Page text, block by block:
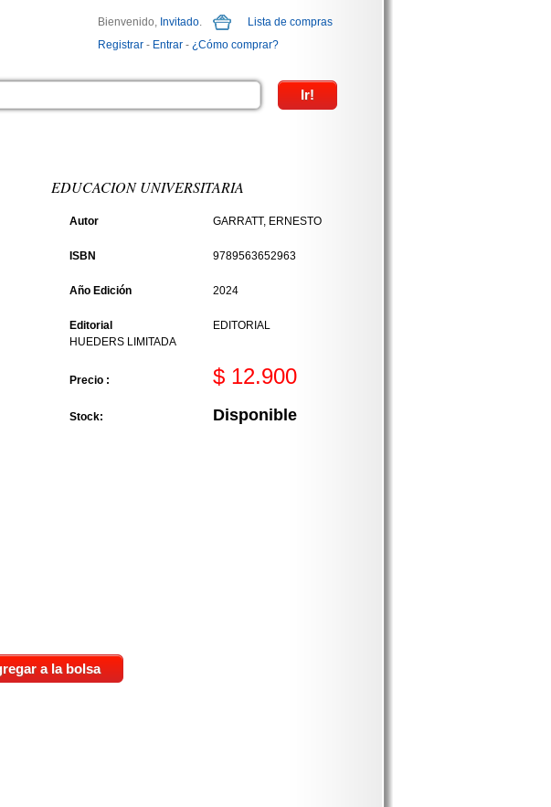
Bienvenido, Invitado.
Lista de compras
Registrar - Entrar - ¿Cómo comprar?
EDUCACION UNIVERSITARIA
Autor GARRATT, ERNESTO
ISBN 9789563652963
Año Edición 2024
Editorial
EDITORIAL
HUEDERS LIMITADA
Precio : $ 12.900
Stock: Disponible